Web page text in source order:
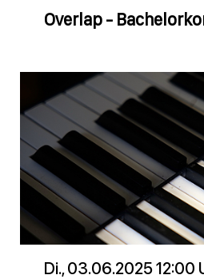
Overlap -
Di., 03.06.2025 12:00